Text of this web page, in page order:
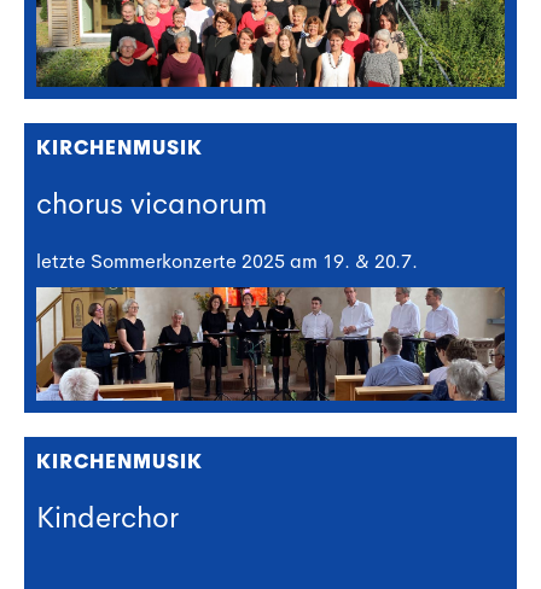
KIRCHENMUSIK
chorus vicanorum
letzte Sommerkonzerte 2025 am 19. & 20.7.
KIRCHENMUSIK
Kinderchor